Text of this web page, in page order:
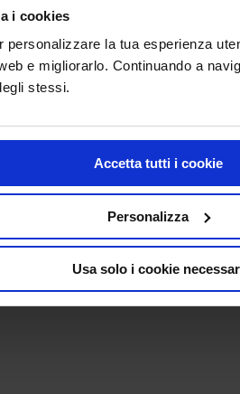
i cookies
personalizzare la tua esperienza
e migliorarlo. Continuando a
stessi.
Accetta tutti i cookie
Personalizza
Usa solo i cookie
libertà di movimento